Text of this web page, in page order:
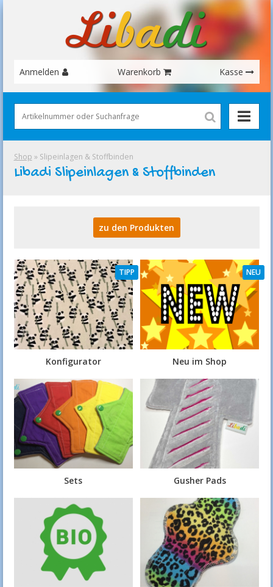
Anmelden Warenkorb Kasse
Shop » Slipeinlagen & Stoffbinden
Libadi Slipeinlagen & Stoffbinden
zu den Produkten
TIPP
Konfigurator
NEU
Neu im Shop
Sets Gusher Pads